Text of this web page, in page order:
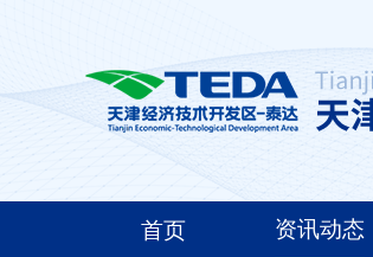
首页 资讯动态